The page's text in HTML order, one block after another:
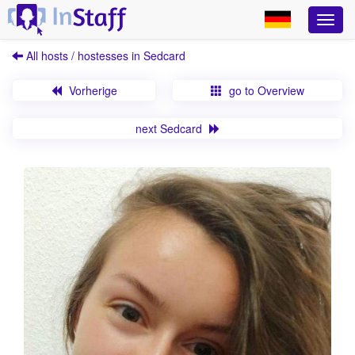
All hosts / hostesses in Sedcard
Vorherige go to Overview
next Sedcard